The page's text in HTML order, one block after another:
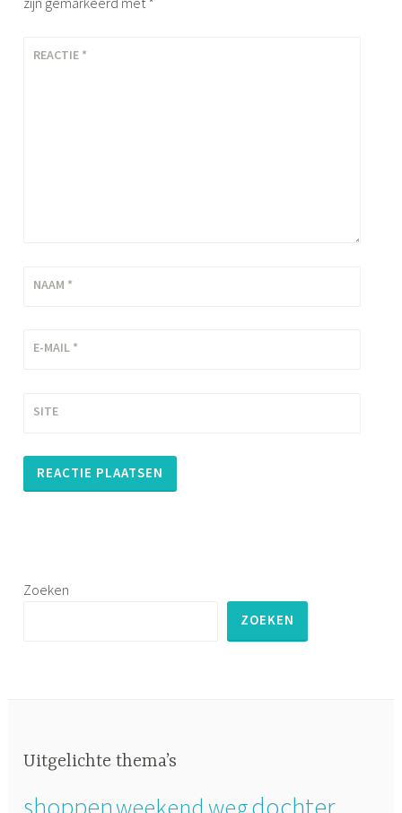
REACTIE *
NAAM *
E-MAIL *
SITE
Zoeken
ZOEKEN
Uitgelichte thema’s